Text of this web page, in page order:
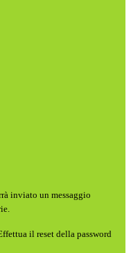
inviato un messaggio
il reset della password